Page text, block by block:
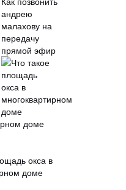
андрею
малахову на
передачу
прямой эфир
доме
окса в
доме